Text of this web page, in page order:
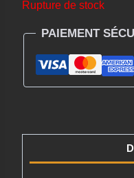
Rupture de stock
PAIEMENT